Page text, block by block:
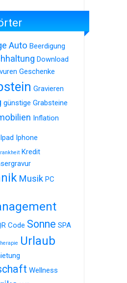
Auto Beerdigung
Download
Geschenke
Gravieren
günstige Grabsteine
Inflation
Ipad Iphone
Kredit
Musik PC
Code Sonne SPA
Urlaub
Wellness